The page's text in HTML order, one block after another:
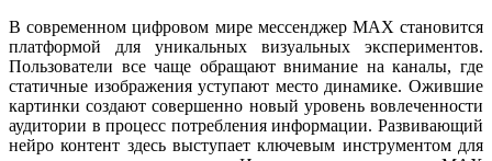
В современном цифровом мире мессенджер MAX становится
платформой для уникальных визуальных экспериментов.
Пользователи все чаще обращают внимание на каналы, где
статичные изображения уступают место динамике. Ожившие
картинки создают совершенно новый уровень вовлеченности
аудитории в процесс потребления информации. Развивающий
нейро контент здесь выступает ключевым инструментом для